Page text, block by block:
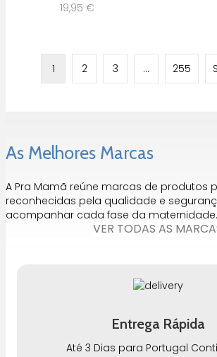
19,95 €
1 2 3 … 255
As Melhores Marcas
A Pra Mamã reúne marcas de produtos
reconhecidas pela qualidade e
acompanhar cada fase da maternidade.
VER TODAS AS
Entrega Rápida
Até 3 Dias para Portugal